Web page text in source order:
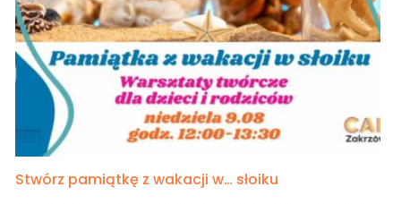
Stwórz pamiątkę z wakacji w… słoiku